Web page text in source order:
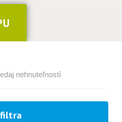
nehnuteľností